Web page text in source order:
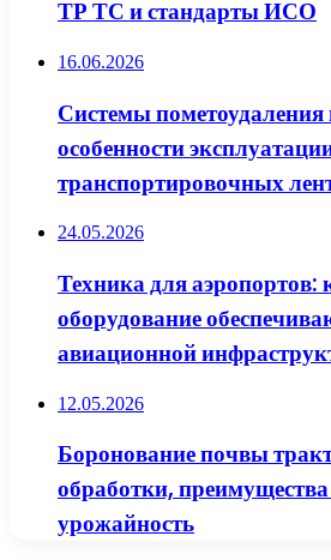
ТР ТС и стандарты ИСО
16.06.2026
Системы пометоудаления
особенности
транспортировочных
24.05.2026
Техника для
оборудование
авиационной
12.05.2026
Боронование почвы
обработки,
урожайность